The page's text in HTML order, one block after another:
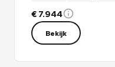
€ 7.944
Bekijk